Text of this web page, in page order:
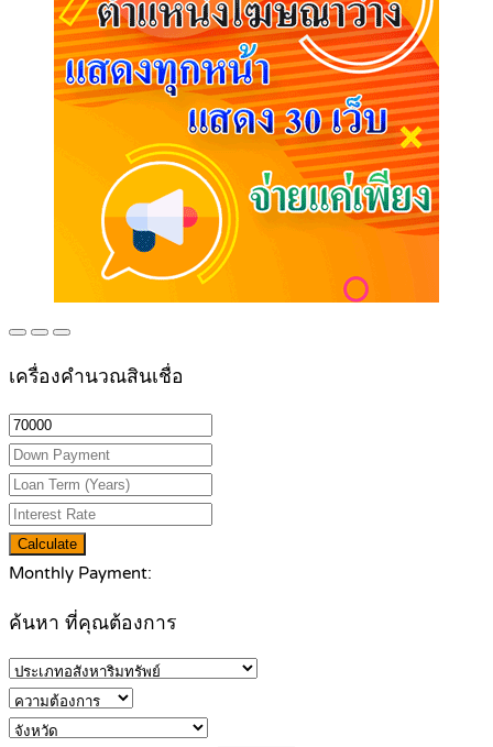
เครื่องคำนวณสินเชื่อ
Calculate
Monthly Payment:
ค้นหา ที่คุณต้องการ